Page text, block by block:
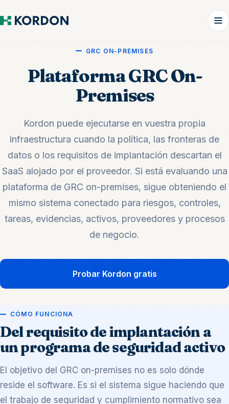
GRC ON-PREMISES
Plataforma GRC On-
Premises
Kordon puede ejecutarse en vuestra propia
infraestructura cuando la política, las fronteras de
datos o los requisitos de implantación descartan el
SaaS alojado por el proveedor. Si está evaluando una
plataforma de GRC on-premises, sigue obteniendo el
mismo sistema conectado para riesgos, controles,
tareas, evidencias, activos, proveedores y procesos
de negocio.
Probar Kordon gratis
CÓMO FUNCIONA
Del requisito de implantación a
un programa de seguridad activo
El objetivo del GRC on-premises no es solo dónde
reside el software. Es si el sistema sigue haciendo que
el trabajo de seguridad y cumplimiento normativo sea